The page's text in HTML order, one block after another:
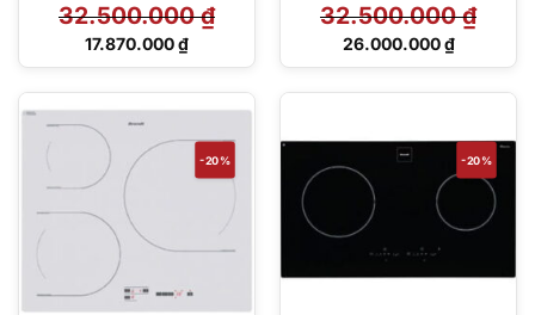
32.500.000₫
Giá
32.500.000 ₫.
17.870.000₫
Giá
là:
17.870.000 ₫.
32.500.000₫
Giá
32.500.000 ₫.
26.000.000₫
Giá
26.000.000 ₫.
-20% -20%